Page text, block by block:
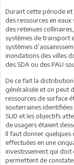
Durant cette période et
des ressources en
des retenues
systèmes de transport
systèmes
inondations des villes
des SDA ou des PAU
De ce fait la
généralisée et on peut
ressources de surface
souterraines
SUD et les objectifs
de usagers étaient
Il faut donner quelques
effectuées en une
investissement qui doit
permettent de